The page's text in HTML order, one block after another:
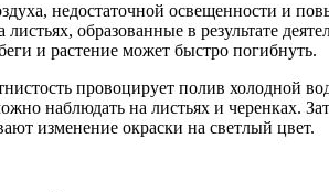
недостаточной освещенности и
образованные в результате
и растение может быстро погибнуть.
провоцирует полив холодной
наблюдать на листьях и черенках.
изменение окраски на светлый цвет.